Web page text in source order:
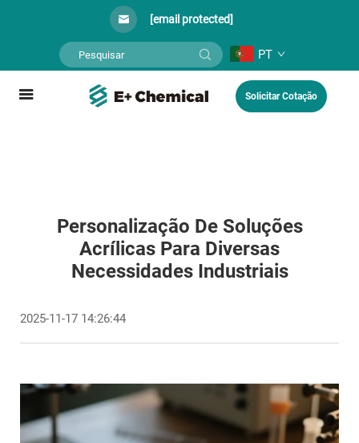
[email protected]
PT
Solicitar Cotação
Personalização De Soluções
Acrílicas Para Diversas
Necessidades Industriais
2025-11-17 14:26:44